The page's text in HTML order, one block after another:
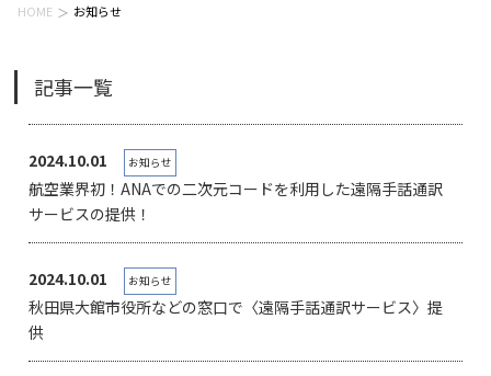
HOME お知らせ
記事一覧
2024.10.01 お知らせ
航空業界初！ANAでの二次元コードを利用した遠隔手話通訳
サービスの提供！
2024.10.01 お知らせ
秋田県大館市役所などの窓口で〈遠隔手話通訳サービス〉提
供